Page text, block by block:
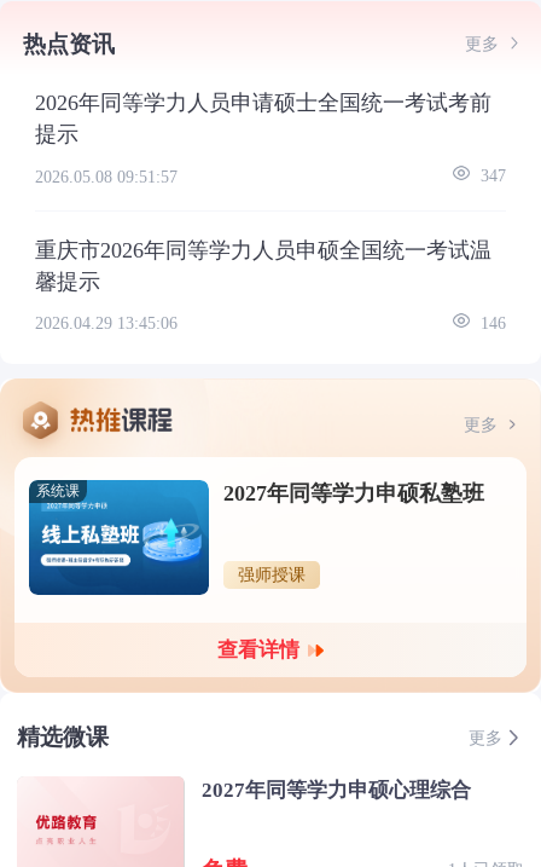
热点资讯 更多
2026年同等学力人员申请硕士全国统一考试考前
提示
2026.05.08 09:51:57 347
重庆市2026年同等学力人员申硕全国统一考试温
馨提示
2026.04.29 13:45:06 146
更多
系统课 2027年同等学力申硕私塾班
强师授课
查看详情
精选微课 更多
2027年同等学力申硕心理综合